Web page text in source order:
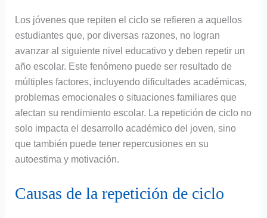
Los jóvenes que repiten el ciclo se refieren a aquellos
estudiantes que, por diversas razones, no logran
avanzar al siguiente nivel educativo y deben repetir un
año escolar. Este fenómeno puede ser resultado de
múltiples factores, incluyendo dificultades académicas,
problemas emocionales o situaciones familiares que
afectan su rendimiento escolar. La repetición de ciclo no
solo impacta el desarrollo académico del joven, sino
que también puede tener repercusiones en su
autoestima y motivación.
Causas de la repetición de ciclo